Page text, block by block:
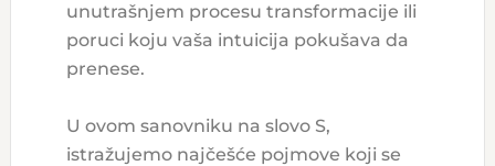
unutrašnjem procesu transformacije ili
poruci koju vaša intuicija pokušava da
prenese.
U ovom sanovniku na slovo S,
istražujemo najčešće pojmove koji se